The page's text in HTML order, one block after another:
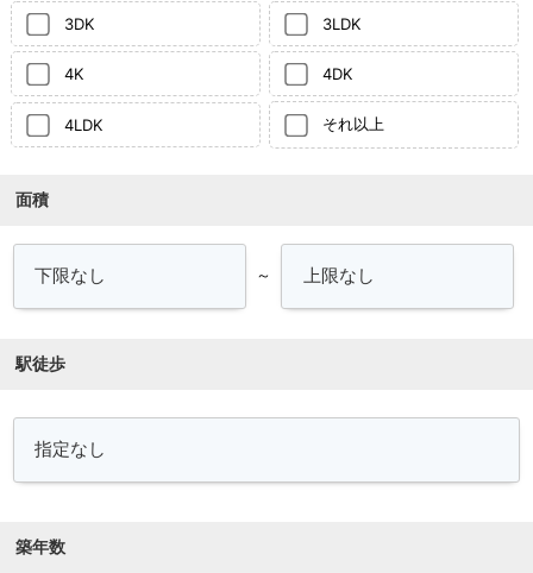
3DK 3LDK
4K 4DK
4LDK それ以上
面積
～
駅徒歩
築年数